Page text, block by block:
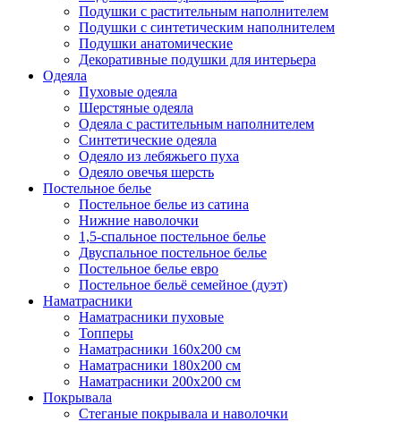
Подушки с растительным наполнителем
Подушки с синтетическим наполнителем
Подушки анатомические
Декоративные подушки для интерьера
Одеяла
Пуховые одеяла
Шерстяные одеяла
Одеяла с растительным наполнителем
Синтетические одеяла
Одеяло из лебяжьего пуха
Одеяло овечья шерсть
Постельное белье
Постельное белье из сатина
Нижние наволочки
1,5-спальное постельное белье
Двуспальное постельное белье
Постельное белье евро
Постельное бельё семейное (дуэт)
Наматрасники
Наматрасники пуховые
Топперы
Наматрасники 160х200 см
Наматрасники 180х200 см
Наматрасники 200х200 см
Покрывала
Стеганые покрывала и наволочки